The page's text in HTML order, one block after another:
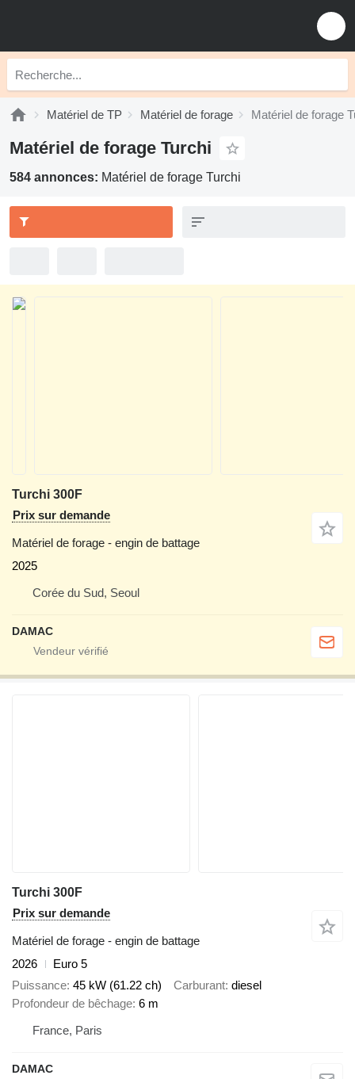
Matériel de TP Matériel de forage Matériel de forage
Matériel de forage Turchi
584 annonces: Matériel de forage Turchi
Turchi 300F
Prix sur demande
Matériel de forage - engin de battage
2025
Corée du Sud, Seoul
DAMAC
Turchi 300F
Prix sur demande
Matériel de forage - engin de battage
2026
Euro 5
Puissance 45 kW (61.22 ch) Carburant diesel
Profondeur de bêchage 6 m
France, Paris
DAMAC